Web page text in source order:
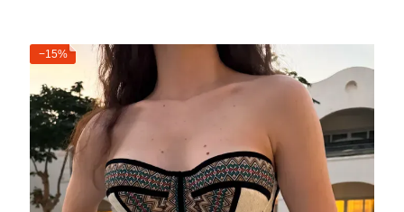
−15%